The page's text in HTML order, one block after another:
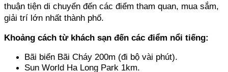
thuận tiện di chuyển đến các điểm tham quan, mua sắm,
giải trí lớn nhất thành phố.
Khoảng cách từ khách sạn đến các điểm nổi tiếng:
Bãi biển Bãi Cháy 200m (đi bộ vài phút).
Sun World Ha Long Park 1km.